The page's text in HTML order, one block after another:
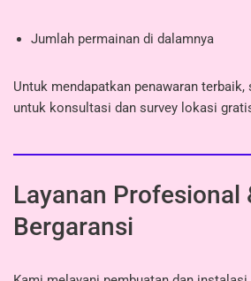
Jumlah permainan di dalamnya
Untuk mendapatkan penawaran
untuk konsultasi dan survey lokasi
Layanan Profesional
Bergaransi